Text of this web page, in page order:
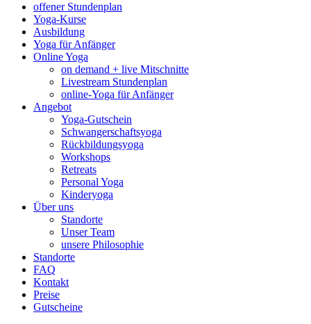
offener Stundenplan
Yoga-Kurse
Ausbildung
Yoga für Anfänger
Online Yoga
on demand + live Mitschnitte
Livestream Stundenplan
online-Yoga für Anfänger
Angebot
Yoga-Gutschein
Schwangerschaftsyoga
Rückbildungsyoga
Workshops
Retreats
Personal Yoga
Kinderyoga
Über uns
Standorte
Unser Team
unsere Philosophie
Standorte
FAQ
Kontakt
Preise
Gutscheine